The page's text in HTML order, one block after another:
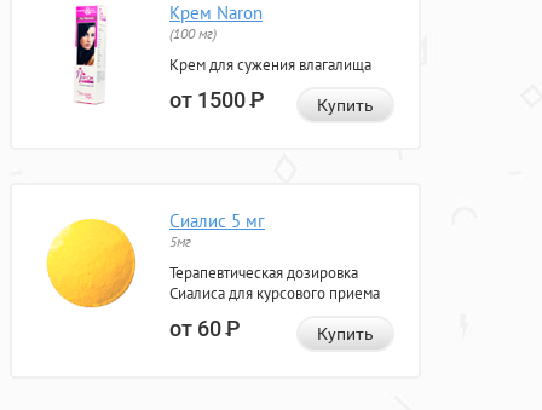
Крем Naron
(100 мг)
Крем для сужения влагалища
от 1500Р Купить
Сиалис 5 мг
5мг
Терапевтическая дозировка
Сиалиса для курсового приема
от 60Р Купить